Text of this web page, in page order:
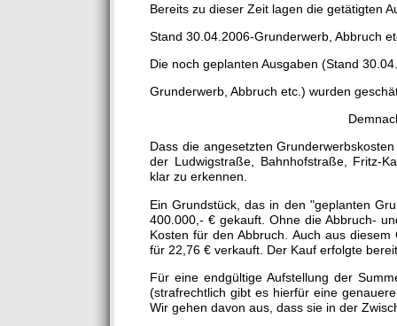
Bereits zu dieser Zeit lagen die getätigten
Stand 30.04.2006-Grunderwerb,
Die noch geplanten Ausgaben (Stand
Grunderwerb, Abbruch etc.) wurden
Demnach
Dass die angesetzten
der Ludwigstraße, Bahnhofstraße, Fritz-
klar zu erkennen.
Ein Grundstück, das in den "geplanten
400.000,- € gekauft. Ohne die Abbruch-
Kosten für den Abbruch. Auch aus
für 22,76 € verkauft. Der Kauf erfolgte
Für eine endgültige Aufstellung der
(strafrechtlich gibt es hierfür eine
Wir gehen davon aus, dass sie in der